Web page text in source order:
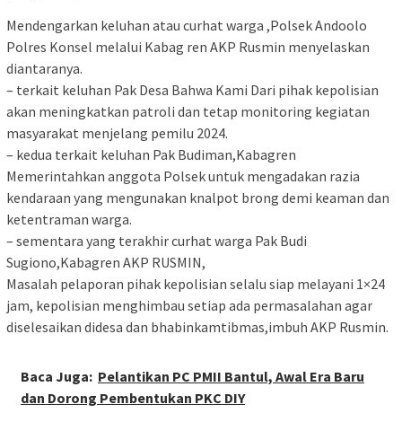
Mendengarkan keluhan atau curhat warga ,Polsek Andoolo
Polres Konsel melalui Kabag ren AKP Rusmin menyelaskan
diantaranya.
– terkait keluhan Pak Desa Bahwa Kami Dari pihak kepolisian
akan meningkatkan patroli dan tetap monitoring kegiatan
masyarakat menjelang pemilu 2024.
– kedua terkait keluhan Pak Budiman,Kabagren
Memerintahkan anggota Polsek untuk mengadakan razia
kendaraan yang mengunakan knalpot brong demi keaman dan
ketentraman warga.
– sementara yang terakhir curhat warga Pak Budi
Sugiono,Kabagren AKP RUSMIN,
Masalah pelaporan pihak kepolisian selalu siap melayani 1×24
jam, kepolisian menghimbau setiap ada permasalahan agar
diselesaikan didesa dan bhabinkamtibmas,imbuh AKP Rusmin.
Baca Juga: Pelantikan PC PMII Bantul, Awal Era Baru
dan Dorong Pembentukan PKC DIY